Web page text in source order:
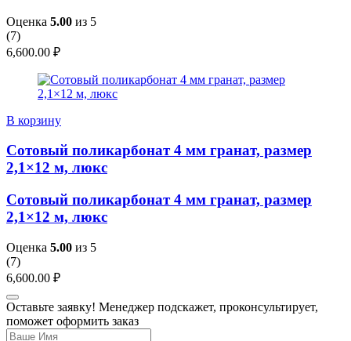
Оценка 5.00 из 5
(7)
6,600.00 ₽
В корзину
Сотовый поликарбонат 4 мм гранат, размер
2,1×12 м, люкс
Сотовый поликарбонат 4 мм гранат, размер
2,1×12 м, люкс
Оценка 5.00 из 5
(7)
6,600.00 ₽
Оставьте заявку! Менеджер подскажет, проконсультирует,
поможет оформить заказ